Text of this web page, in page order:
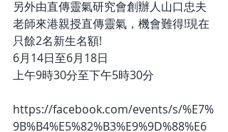
另外由直傳靈氣研究會創辦人山口忠夫
老師來港親授直傳靈氣，機會難得!現在
只餘2名新生名額!
6月14日至6月18日
上午9時30分至下午5時30分
https://facebook.com/events/s/%E7%
9B%B4%E5%82%B3%E9%9D%88%E6